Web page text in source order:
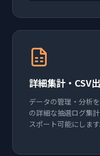
詳細集計・CSV
データの管理・分析
の詳細な抽選ログ集
スポート可能にします